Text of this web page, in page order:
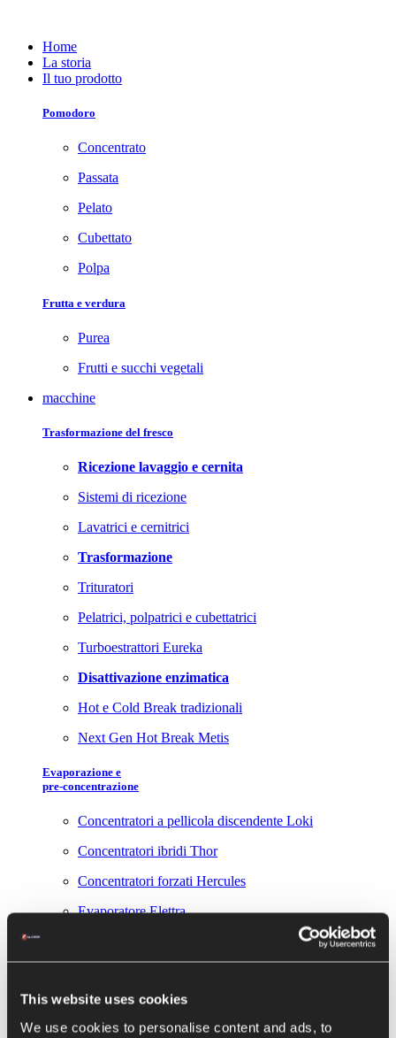
This website uses cookies
We use cookies to personalise content and ads, to
Home
La storia
Il tuo prodotto
Pomodoro
Concentrato
Passata
Pelato
Cubettato
Polpa
Frutta e verdura
Purea
Frutti e succhi vegetali
macchine
Trasformazione del fresco
Ricezione lavaggio e cernita
Sistemi di ricezione
Lavatrici e cernitrici
Trasformazione
Trituratori
Pelatrici, polpatrici e cubettatrici
Turboestrattori Eureka
Disattivazione enzimatica
Hot e Cold Break tradizionali
Next Gen Hot Break Metis
Evaporazione e
pre-concentrazione
Concentratori a pellicola discendente Loki
Concentratori ibridi Thor
Concentratori forzati Hercules
Evaporatore Elettra